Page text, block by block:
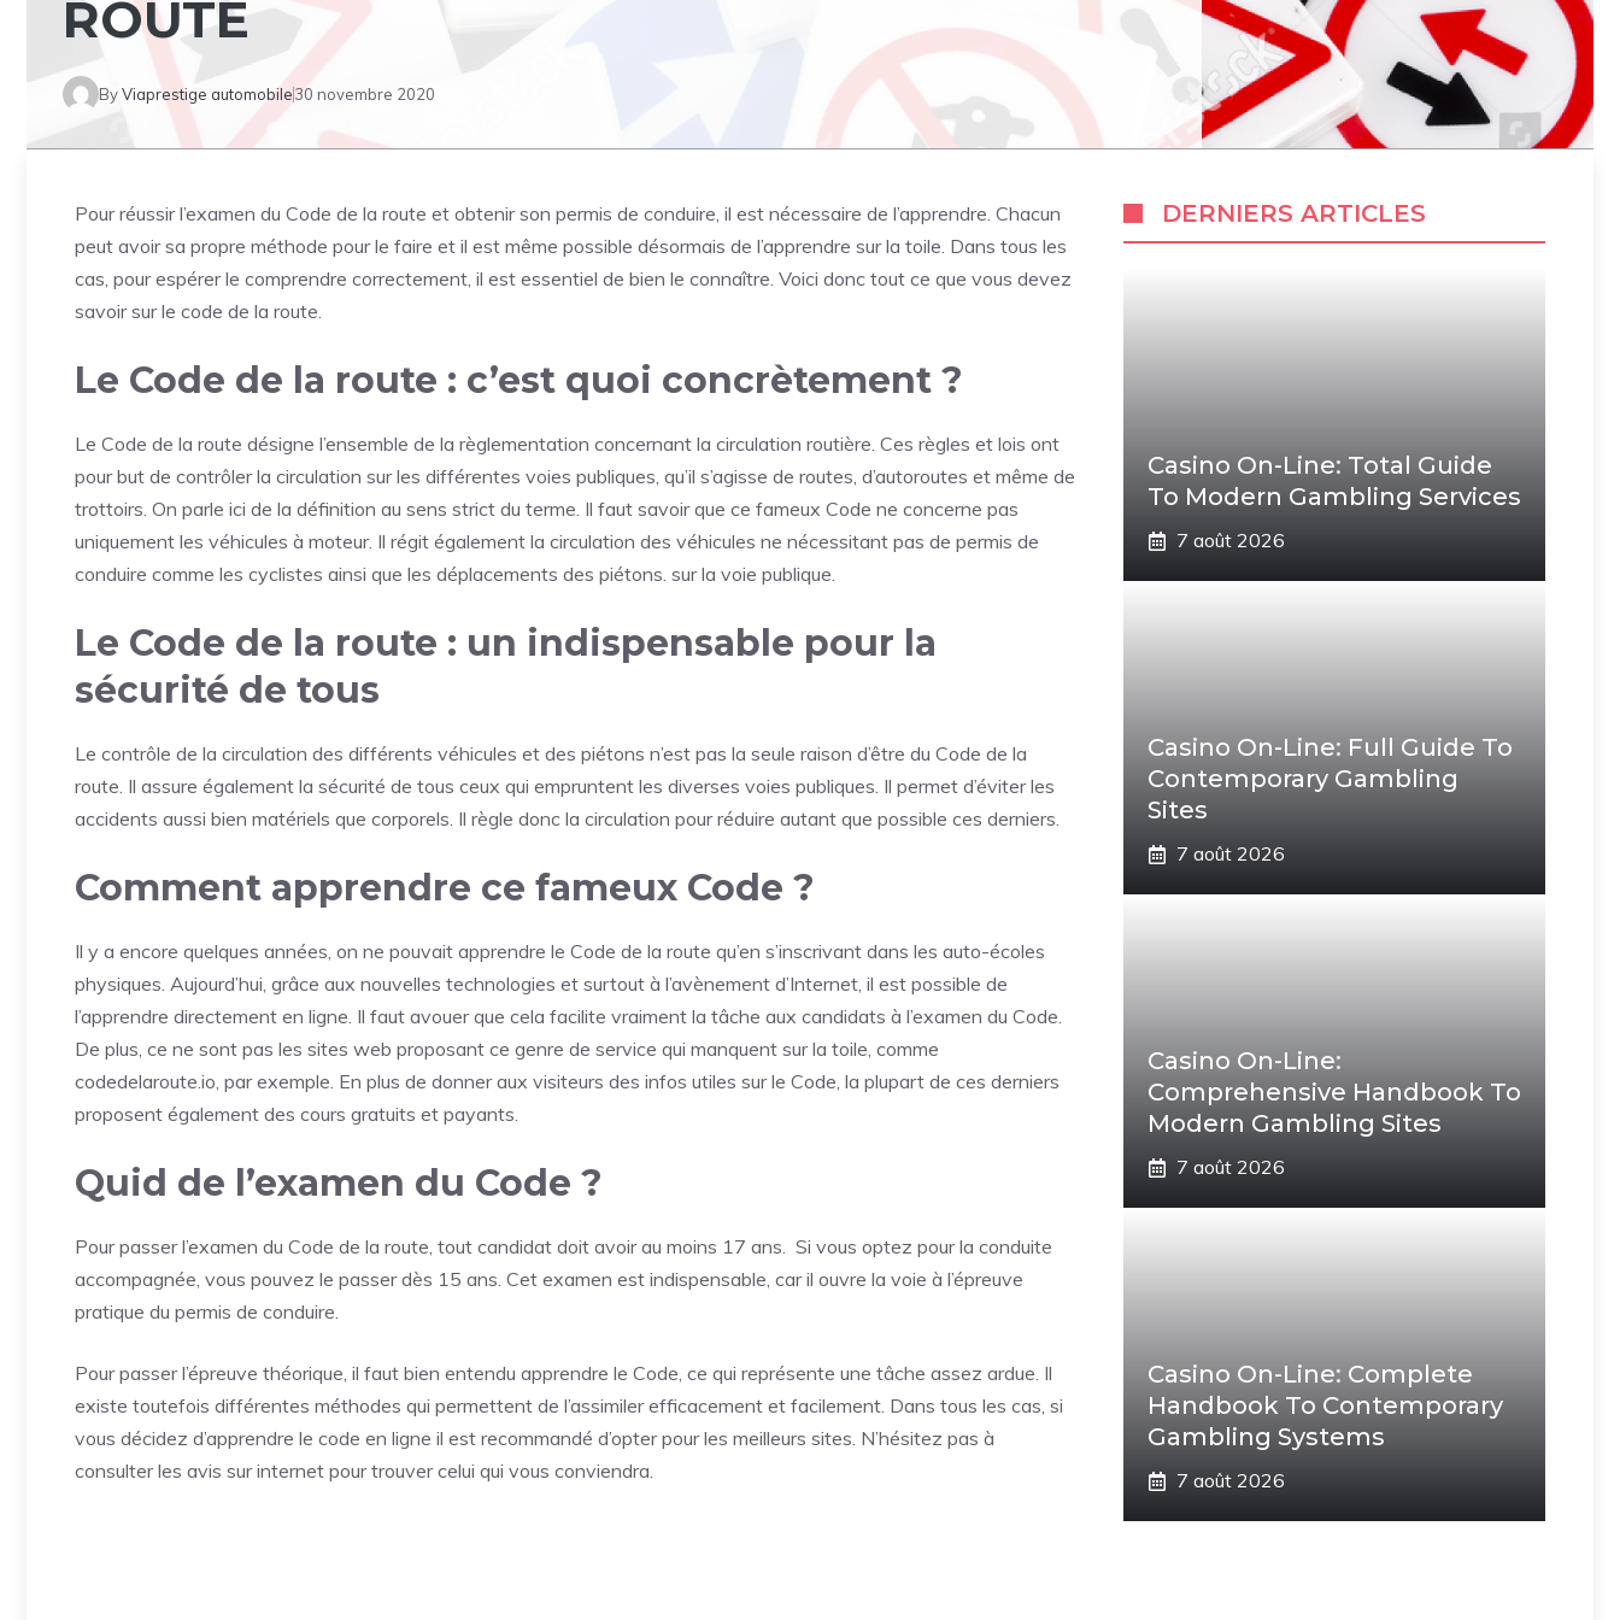
ROUTE
ByViaprestige automobile30 novembre 2020
Pour réussir l’examen du Code de la route et obtenir son permis de conduire, il est nécessaire de l’apprendre. Chacun
peut avoir sa propre méthode pour le faire et il est même possible désormais de l’apprendre sur la toile. Dans tous les
cas, pour espérer le comprendre correctement, il est essentiel de bien le connaître. Voici donc tout ce que vous devez
savoir sur le code de la route.
Le Code de la route : c’est quoi concrètement ?
Le Code de la route désigne l’ensemble de la règlementation concernant la circulation routière. Ces règles et lois ont
pour but de contrôler la circulation sur les différentes voies publiques, qu’il s’agisse de routes, d’autoroutes et même de
trottoirs. On parle ici de la définition au sens strict du terme. Il faut savoir que ce fameux Code ne concerne pas
uniquement les véhicules à moteur. Il régit également la circulation des véhicules ne nécessitant pas de permis de
conduire comme les cyclistes ainsi que les déplacements des piétons. sur la voie publique.
Le Code de la route : un indispensable pour la
sécurité de tous
Le contrôle de la circulation des différents véhicules et des piétons n’est pas la seule raison d’être du Code de la
route. Il assure également la sécurité de tous ceux qui empruntent les diverses voies publiques. Il permet d’éviter les
accidents aussi bien matériels que corporels. Il règle donc la circulation pour réduire autant que possible ces derniers.
Comment apprendre ce fameux Code ?
Il y a encore quelques années, on ne pouvait apprendre le Code de la route qu’en s’inscrivant dans les auto-écoles
physiques. Aujourd’hui, grâce aux nouvelles technologies et surtout à l’avènement d’Internet, il est possible de
l’apprendre directement en ligne. Il faut avouer que cela facilite vraiment la tâche aux candidats à l’examen du Code.
De plus, ce ne sont pas les sites web proposant ce genre de service qui manquent sur la toile, comme
codedelaroute.io, par exemple. En plus de donner aux visiteurs des infos utiles sur le Code, la plupart de ces derniers
proposent également des cours gratuits et payants.
Quid de l’examen du Code ?
Pour passer l’examen du Code de la route, tout candidat doit avoir au moins 17 ans. Si vous optez pour la conduite
accompagnée, vous pouvez le passer dès 15 ans. Cet examen est indispensable, car il ouvre la voie à l’épreuve
pratique du permis de conduire.
Pour passer l’épreuve théorique, il faut bien entendu apprendre le Code, ce qui représente une tâche assez ardue. Il
existe toutefois différentes méthodes qui permettent de l’assimiler efficacement et facilement. Dans tous les cas, si
vous décidez d’apprendre le code en ligne il est recommandé d’opter pour les meilleurs sites. N’hésitez pas à
consulter les avis sur internet pour trouver celui qui vous conviendra.
DERNIERS ARTICLES
Casino On-Line: Total Guide
To Modern Gambling Services
7 août 2026
Casino On-Line: Full Guide To
Contemporary Gambling
Sites
7 août 2026
Casino On-Line:
Comprehensive Handbook To
Modern Gambling Sites
7 août 2026
Casino On-Line: Complete
Handbook To Contemporary
Gambling Systems
7 août 2026